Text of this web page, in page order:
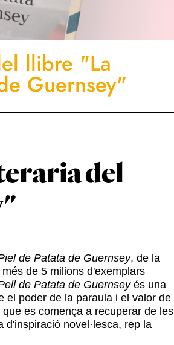
llibre "La
Guernsey"
del
de Patata de Guernsey, de la
de 5 milions d'exemplars
de Patata de Guernseyés una
el poder de la paraula i el valor de
es comença a recuperar de les
novel·lesca, rep la